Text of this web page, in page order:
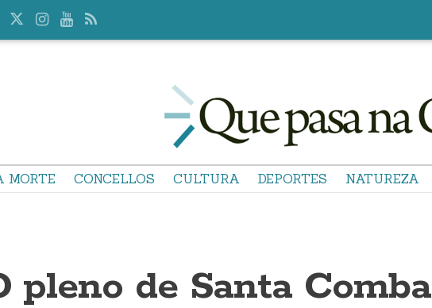
MORTE CONCELLOS CULTURA DEPORTES NATUREZA
pleno de Santa Comba